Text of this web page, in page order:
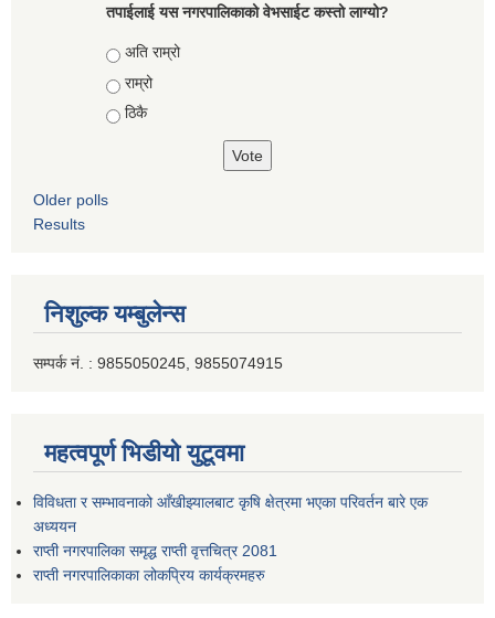
तपाईलाई यस नगरपालिकाको वेभसाईट कस्तो लाग्यो?
Choices
अति राम्रो
राम्रो
ठिकै
Older polls
Results
निशुल्क यम्बुलेन्स
सम्पर्क नं. : 9855050245, 9855074915
महत्वपूर्ण भिडीयो युटूवमा
विविधता र सम्भावनाको आँखीझ्यालबाट कृषि क्षेत्रमा भएका परिवर्तन बारे एक
अध्ययन
राप्ती नगरपालिका समृद्ध राप्ती वृत्तचित्र 2081
राप्ती नगरपालिकाका लोकप्रिय कार्यक्रमहरु